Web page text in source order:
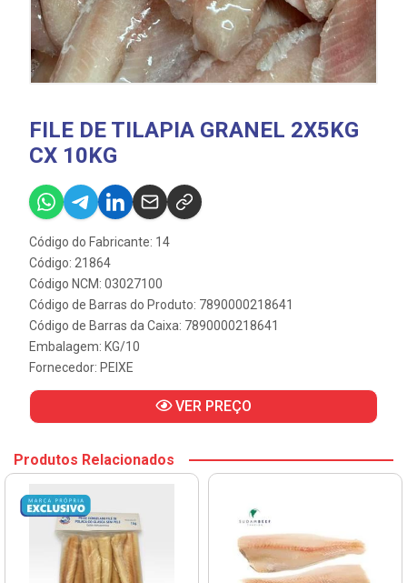
FILE DE TILAPIA GRANEL 2X5KG
CX 10KG
Código do Fabricante: 14
Código: 21864
Código NCM: 03027100
Código de Barras do Produto: 7890000218641
Código de Barras da Caixa: 7890000218641
Embalagem: KG/10
Fornecedor: PEIXE
VER PREÇO
Produtos Relacionados